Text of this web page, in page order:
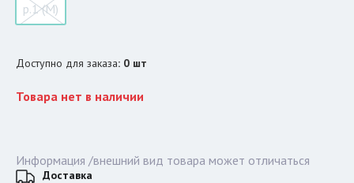
р.1 (M)
Доступно для заказа: 0 шт
Товара нет в наличии
Информация /внешний вид товара может отличаться
Доставка